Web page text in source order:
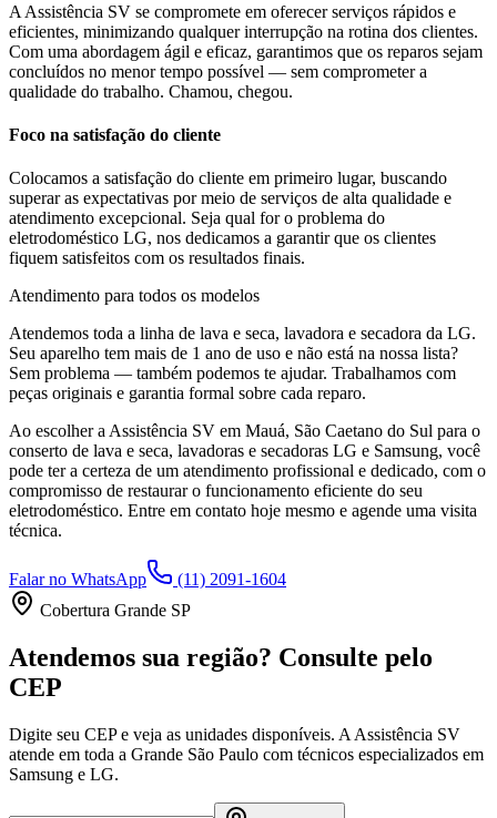
A Assistência SV se compromete em oferecer serviços rápidos e
eficientes, minimizando qualquer interrupção na rotina dos clientes.
Com uma abordagem ágil e eficaz, garantimos que os reparos sejam
concluídos no menor tempo possível — sem comprometer a
qualidade do trabalho. Chamou, chegou.
Foco na satisfação do cliente
Colocamos a satisfação do cliente em primeiro lugar, buscando
superar as expectativas por meio de serviços de alta qualidade e
atendimento excepcional. Seja qual for o problema do
eletrodoméstico LG, nos dedicamos a garantir que os clientes
fiquem satisfeitos com os resultados finais.
Atendimento para todos os modelos
Atendemos toda a linha de lava e seca, lavadora e secadora da LG.
Seu aparelho tem mais de 1 ano de uso e não está na nossa lista?
Sem problema — também podemos te ajudar. Trabalhamos com
peças originais e garantia formal sobre cada reparo.
Ao escolher a Assistência SV em Mauá, São Caetano do Sul para o
conserto de lava e seca, lavadoras e secadoras LG e Samsung, você
pode ter a certeza de um atendimento profissional e dedicado, com o
compromisso de restaurar o funcionamento eficiente do seu
eletrodoméstico. Entre em contato hoje mesmo e agende uma visita
técnica.
Falar no WhatsApp
(11) 2091-1604
Cobertura Grande SP
Atendemos sua região? Consulte pelo
CEP
Digite seu CEP e veja as unidades disponíveis. A Assistência SV
atende em toda a Grande São Paulo com técnicos especializados em
Samsung e LG.